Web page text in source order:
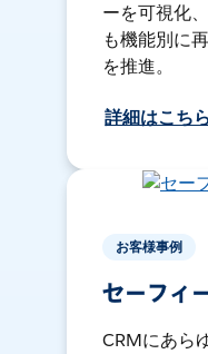
ーを可視化
も機能別に
を推進。
詳細はこちら
お客様事例
セーフィ
CRMにあら